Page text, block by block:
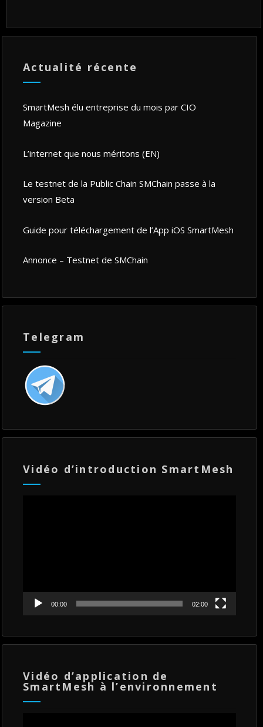
Actualité récente
SmartMesh élu entreprise du mois par CIO
Magazine
L’internet que nous méritons (EN)
Le testnet de la Public Chain SMChain passe à la
version Beta
Guide pour téléchargement de l’App iOS SmartMesh
Annonce – Testnet de SMChain
Telegram
Vidéo d’introduction SmartMesh
00:00 02:00
Vidéo d’application de
SmartMesh à l’environnement